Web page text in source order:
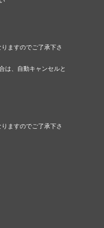
ますのでご了承下さ
は、自動キャンセルと
ますのでご了承下さ